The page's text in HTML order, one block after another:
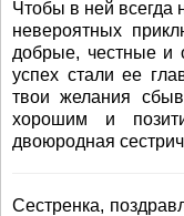
Чтобы в ней всегда
невероятных
добрые, честные и
успех стали ее
твои желания
хорошим и
двоюродная
Сестренка,